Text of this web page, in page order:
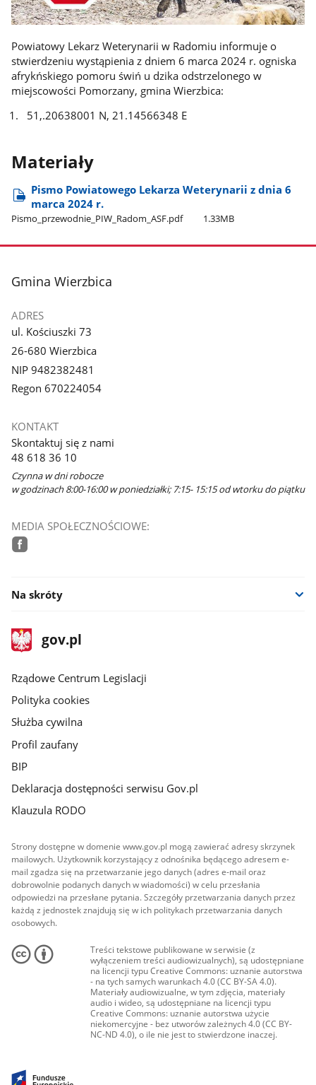
Powiatowy Lekarz Weterynarii w Radomiu informuje o
stwierdzeniu wystąpienia z dniem 6 marca 2024 r. ogniska
afrykńskiego pomoru świń u dzika odstrzelonego w
miejscowości Pomorzany, gmina Wierzbica:
51,.20638001 N, 21.14566348 E
Materiały
Pismo Powiatowego Lekarza Weterynarii z dnia 6
marca 2024 r.
Pismo​_przewodnie​_PIW​_Radom​_ASF.pdf 1.33MB
stopka
Gmina Wierzbica
ADRES
ul. Kościuszki 73
26-680 Wierzbica
NIP 9482382481
Regon 670224054
KONTAKT
Skontaktuj się z nami
48 618 36 10
Czynna w dni robocze
w godzinach 8:00-16:00 w poniedziałki; 7:15- 15:15 od wtorku do piątku
MEDIA SPOŁECZNOŚCIOWE:
Na skróty
stopka
gov.plStrona
gov.pl
Rządowe Centrum Legislacji
Polityka cookies
Służba cywilna
Profil zaufany
BIP
Deklaracja dostępności serwisu Gov.pl
Klauzula RODO
Strony dostępne w domenie www.gov.pl mogą zawierać adresy skrzynek
mailowych. Użytkownik korzystający z odnośnika będącego adresem e-
mail zgadza się na przetwarzanie jego danych (adres e-mail oraz
dobrowolnie podanych danych w wiadomości) w celu przesłania
odpowiedzi na przesłane pytania. Szczegóły przetwarzania danych przez
każdą z jednostek znajdują się w ich politykach przetwarzania danych
osobowych.
Treści tekstowe publikowane w serwisie (z
wyłączeniem treści audiowizualnych), są udostępniane
na licencji typu Creative Commons: uznanie autorstwa
- na tych samych warunkach 4.0 (CC BY-SA 4.0).
Materiały audiowizualne, w tym zdjęcia, materiały
audio i wideo, są udostępniane na licencji typu
Creative Commons: uznanie autorstwa użycie
niekomercyjne - bez utworów zależnych 4.0 (CC BY-
NC-ND 4.0), o ile nie jest to stwierdzone inaczej.